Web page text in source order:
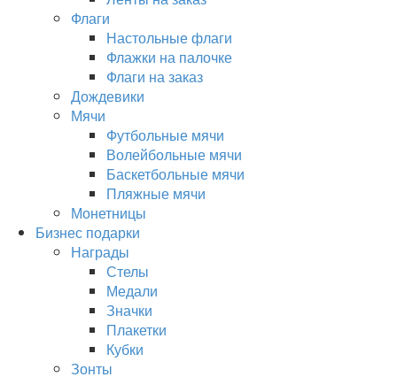
Флаги
Настольные флаги
Флажки на палочке
Флаги на заказ
Дождевики
Мячи
Футбольные мячи
Волейбольные мячи
Баскетбольные мячи
Пляжные мячи
Монетницы
Бизнес подарки
Награды
Стелы
Медали
Значки
Плакетки
Кубки
Зонты